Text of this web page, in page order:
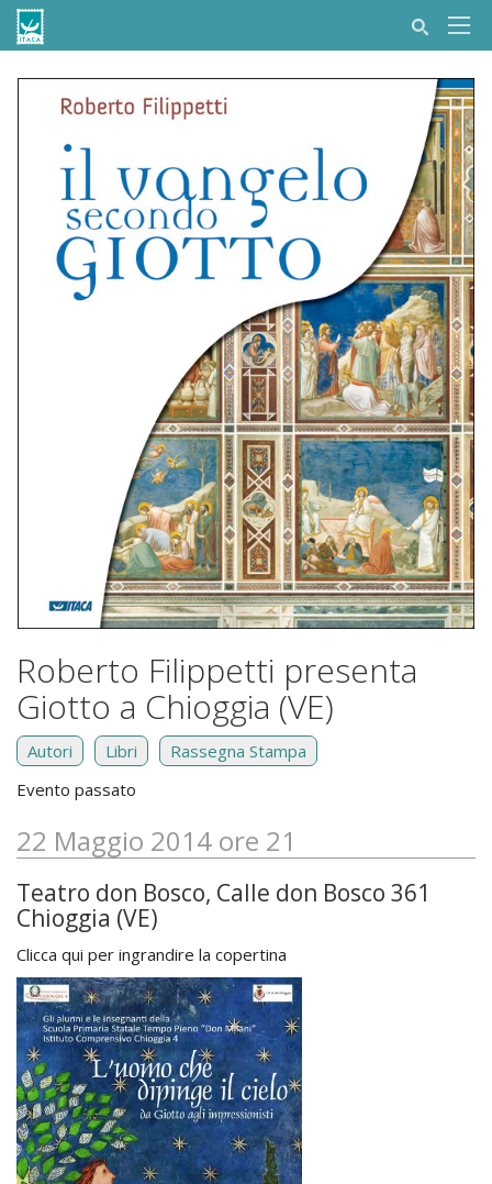
Roberto Filippetti presenta
Giotto a Chioggia (VE)
Autori Libri
Rassegna Stampa
Evento passato
22 Maggio 2014 ore 21
Teatro don Bosco, Calle don Bosco 361
Chioggia (VE)
Clicca qui per ingrandire la copertina